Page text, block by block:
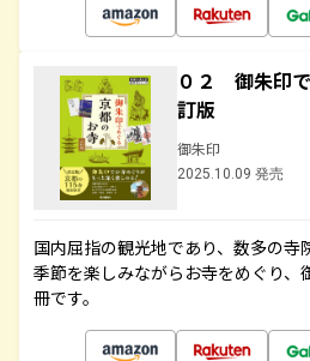
０２ 御朱印
訂版
御朱印
2025.10.09 発売
国内屈指の観光地であり、数多の寺
季節を楽しみながらお寺をめぐり、
冊です。